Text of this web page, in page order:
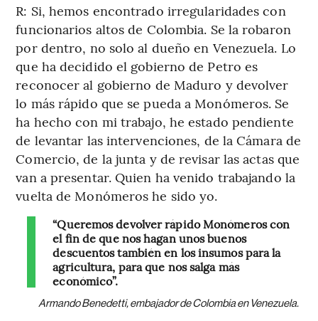
R: Si, hemos encontrado irregularidades con
funcionarios altos de Colombia. Se la robaron
por dentro, no solo al dueño en Venezuela. Lo
que ha decidido el gobierno de Petro es
reconocer al gobierno de Maduro y devolver
lo más rápido que se pueda a Monómeros. Se
ha hecho con mi trabajo, he estado pendiente
de levantar las intervenciones, de la Cámara de
Comercio, de la junta y de revisar las actas que
van a presentar. Quien ha venido trabajando la
vuelta de Monómeros he sido yo.
“Queremos devolver rápido Monómeros con
el fin de que nos hagan unos buenos
descuentos también en los insumos para la
agricultura, para que nos salga más
económico”.
Armando Benedetti, embajador de Colombia en Venezuela.